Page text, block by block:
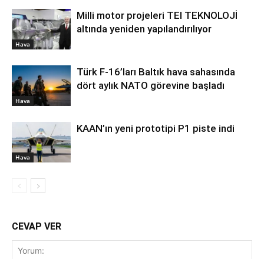
Hava
Milli motor projeleri TEI TEKNOLOJİ
altında yeniden yapılandırılıyor
Hava
Türk F-16’ları Baltık hava sahasında
dört aylık NATO görevine başladı
Hava
KAAN’ın yeni prototipi P1 piste indi
CEVAP VER